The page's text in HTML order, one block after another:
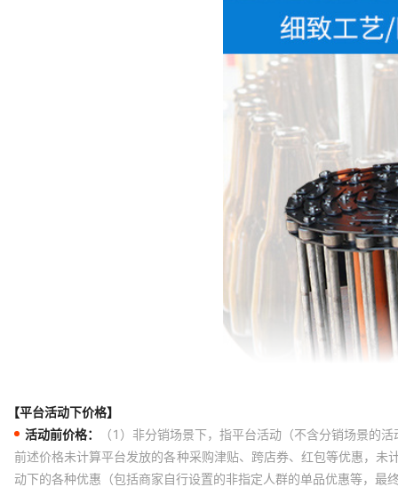
【平台活动下价格】
活动前价格：
（1）非分销场景下，指平台活动（不含分销场景的
前述价格未计算平台发放的各种采购津贴、跨店券、红包等优惠，
动下的各种优惠（包括商家自行设置的非指定人群的单品优惠等，